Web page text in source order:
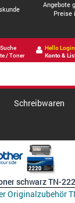
Angebote
Preise
Suche
/ Toner
Hello Login
Konto &
Schreibwaren
schwarz TN-
Originalzubehör